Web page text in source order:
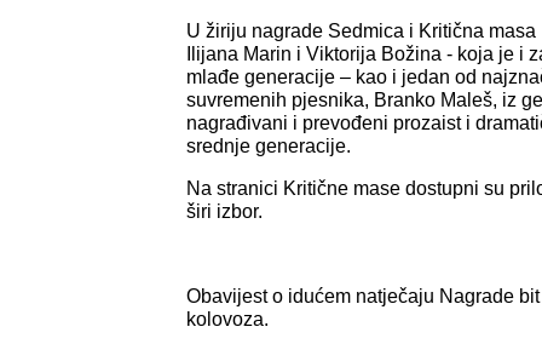
U žiriju nagrade Sedmica i Kritična
Ilijana Marin i Viktorija Božina - koja je i
mlađe generacije – kao i jedan od
suvremenih pjesnika, Branko Maleš, iz
nagrađivani i prevođeni prozaist i
srednje generacije.
Na stranici Kritične mase dostupni su
širi izbor.
Obavijest o idućem natječaju Nagrade
kolovoza.